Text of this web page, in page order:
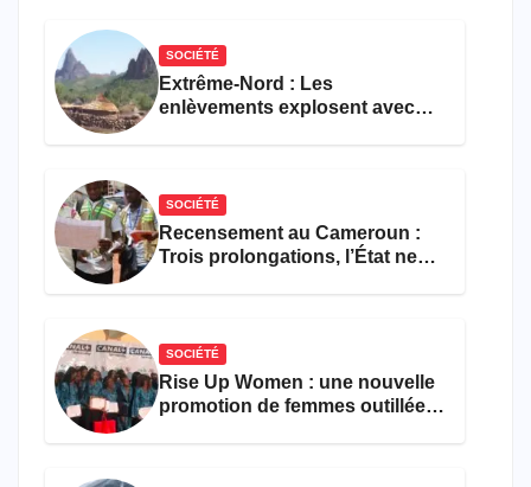
SOCIÉTÉ
Extrême-Nord : Les
enlèvements explosent avec
SOCIÉTÉ
Recensement au Cameroun :
Trois prolongations, l’État ne
SOCIÉTÉ
Rise Up Women : une nouvelle
promotion de femmes outillées